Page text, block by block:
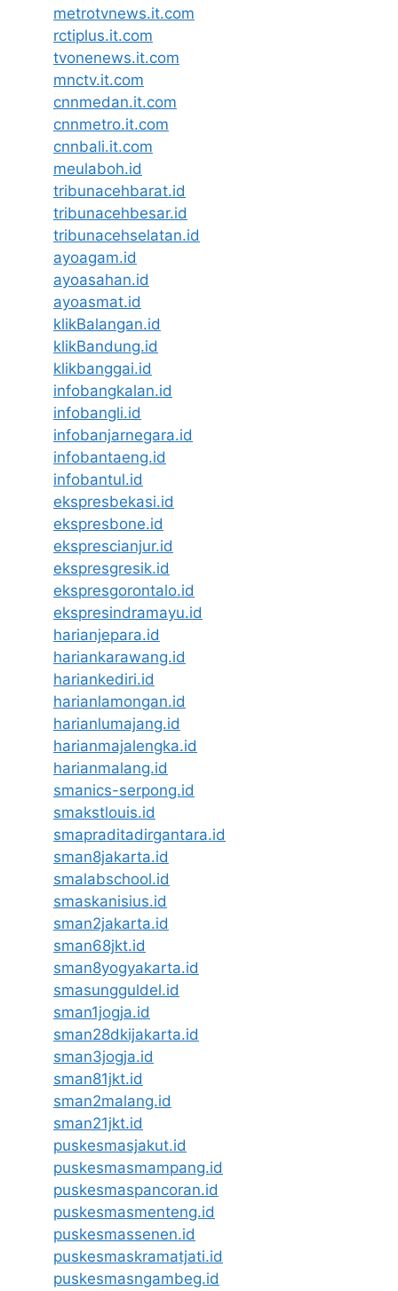
metrotvnews.it.com
rctiplus.it.com
tvonenews.it.com
mnctv.it.com
cnnmedan.it.com
cnnmetro.it.com
cnnbali.it.com
meulaboh.id
tribunacehbarat.id
tribunacehbesar.id
tribunacehselatan.id
ayoagam.id
ayoasahan.id
ayoasmat.id
klikBalangan.id
klikBandung.id
klikbanggai.id
infobangkalan.id
infobangli.id
infobanjarnegara.id
infobantaeng.id
infobantul.id
ekspresbekasi.id
ekspresbone.id
eksprescianjur.id
ekspresgresik.id
ekspresgorontalo.id
ekspresindramayu.id
harianjepara.id
hariankarawang.id
hariankediri.id
harianlamongan.id
harianlumajang.id
harianmajalengka.id
harianmalang.id
smanics-serpong.id
smakstlouis.id
smapraditadirgantara.id
sman8jakarta.id
smalabschool.id
smaskanisius.id
sman2jakarta.id
sman68jkt.id
sman8yogyakarta.id
smasungguldel.id
sman1jogja.id
sman28dkijakarta.id
sman3jogja.id
sman81jkt.id
sman2malang.id
sman21jkt.id
puskesmasjakut.id
puskesmasmampang.id
puskesmaspancoran.id
puskesmasmenteng.id
puskesmassenen.id
puskesmaskramatjati.id
puskesmasngambeg.id